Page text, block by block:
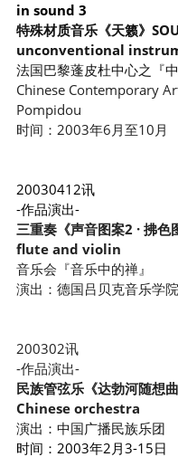
in sound 3
特殊材质音乐《天籁》
unconventional
法国巴黎蓬皮杜中心之『
Chinese Contemporary
Pompidou
时间：2003年6月至10月
20030412讯
-作品演出-
三重奏《声音图案2 · 拂色
flute and violin
音乐会『音乐中的禅』
演出：德国吕贝克音乐学
200302讯
-作品演出-
民族管弦乐《达勃河随想
Chinese orchestra
演出：中国广播民族乐团
时间：2003年2月3-15日